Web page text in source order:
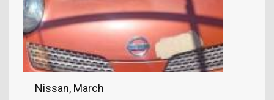
Nissan, March